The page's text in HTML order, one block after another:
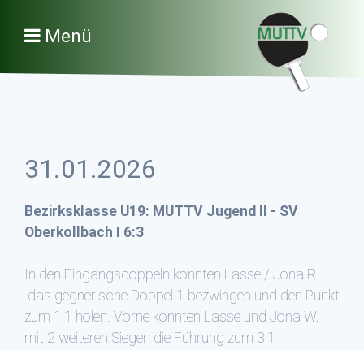
Menü
31.01.2026
Bezirksklasse U19: MUTTV Jugend II - SV
Oberkollbach I 6:3
In den Eingangsdoppeln konnten Lasse / Jona R.
das gegnerische Doppel 1 bezwingen und den Punkt
zum 1:1 holen. Vorne konnten Lasse und Jona W.
mit 2 weiteren Siegen die Führung zum 3:1